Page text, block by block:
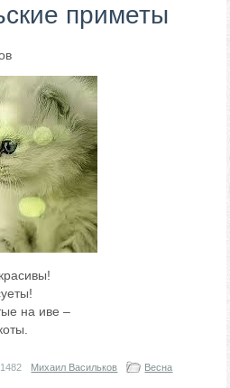
приметы
на иве –
1482 Михаил Васильков Весна